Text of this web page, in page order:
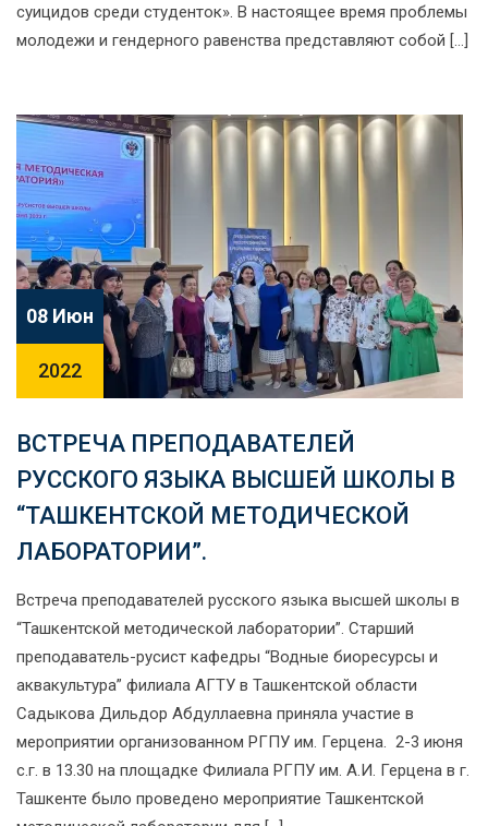
суицидов среди студенток». В настоящее время проблемы
молодежи и гендерного равенства представляют собой […]
08 Июн
2022
ВСТРЕЧА ПРЕПОДАВАТЕЛЕЙ
РУССКОГО ЯЗЫКА ВЫСШЕЙ ШКОЛЫ В
“ТАШКЕНТСКОЙ МЕТОДИЧЕСКОЙ
ЛАБОРАТОРИИ”.
Встреча преподавателей русского языка высшей школы в
“Ташкентской методической лаборатории”. Старший
преподаватель-русист кафедры “Водные биоресурсы и
аквакультура” филиала АГТУ в Ташкентской области
Садыкова Дильдор Абдуллаевна приняла участие в
мероприятии организованном РГПУ им. Герцена. 2-3 июня
с.г. в 13.30 на площадке Филиала РГПУ им. А.И. Герцена в г.
Ташкенте было проведено мероприятие Ташкентской